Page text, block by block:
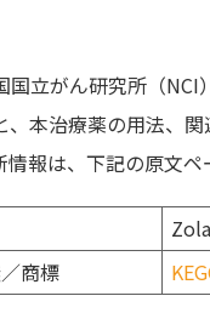
国立がん研究所（
、本治療薬の用法、
情報は、下記の原文ペ
商標